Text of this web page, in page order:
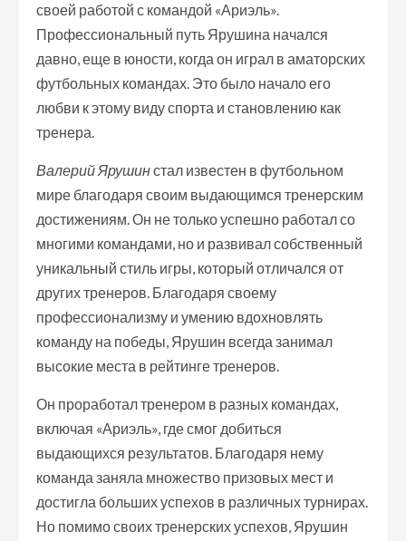
своей работой с командой «Ариэль».
Профессиональный путь Ярушина начался
давно, еще в юности, когда он играл в аматорских
футбольных командах. Это было начало его
любви к этому виду спорта и становлению как
тренера.
Валерий Ярушинстал известен в футбольном
мире благодаря своим выдающимся тренерским
достижениям. Он не только успешно работал со
многими командами, но и развивал собственный
уникальный стиль игры, который отличался от
других тренеров. Благодаря своему
профессионализму и умению вдохновлять
команду на победы, Ярушин всегда занимал
высокие места в рейтинге тренеров.
Он проработал тренером в разных командах,
включая «Ариэль», где смог добиться
выдающихся результатов. Благодаря нему
команда заняла множество призовых мест и
достигла больших успехов в различных турнирах.
Но помимо своих тренерских успехов, Ярушин